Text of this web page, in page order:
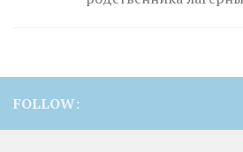
FOLLOW: